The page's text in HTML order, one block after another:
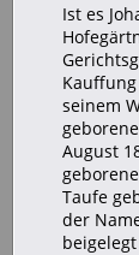
Ist es
seinem
August
Taufe
der